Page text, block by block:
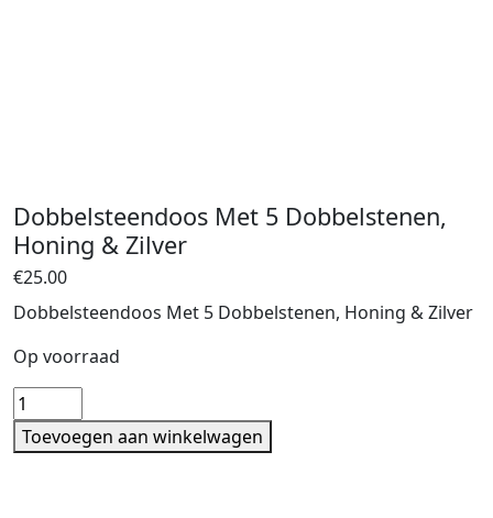
Dobbelsteendoos Met 5 Dobbelstenen,
Honing & Zilver
€25.00
Dobbelsteendoos Met 5 Dobbelstenen, Honing & Zilver
Op voorraad
Dobbelsteendoos
Met
5
Toevoegen aan winkelwagen